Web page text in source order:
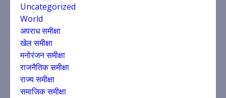
Uncategorized
World
अपराध समीक्षा
खेल समीक्षा
मनोरंजन समीक्षा
राजनैतिक समीक्षा
राज्य समीक्षा
समाजिक समीक्षा